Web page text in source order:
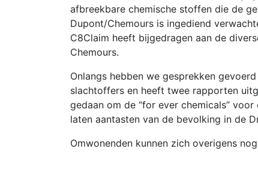
afbreekbare chemische stoffen die de
Dupont/Chemours is ingediend
C8Claim heeft bijgedragen aan de
Chemours.
Onlangs hebben we gesprekken
slachtoffers en heeft twee rapporten
gedaan om de “for ever chemicals”
laten aantasten van de bevolking in de
Omwonenden kunnen zich overigens